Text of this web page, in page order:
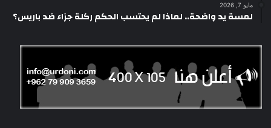
مايو 7, 2026
لمسة يد واضحة.. لماذا لم يحتسب الحكم ركلة جزاء ضد باريس؟